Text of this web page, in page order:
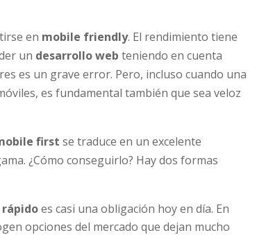
en mobile friendly. El rendimiento tiene
un desarrollo webteniendo en cuenta
es un grave error. Pero, incluso cuando una
es fundamental también que sea veloz
first se traduce en un excelente
¿Cómo conseguirlo? Hay dos formas
rápidoes casi una obligación hoy en día. En
opciones del mercado que dejan mucho